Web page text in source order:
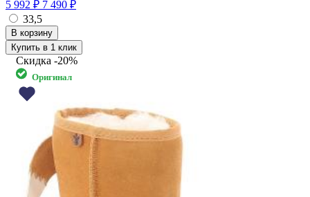
5 992 ₽ 7 490 ₽
33,5
Купить в 1 клик
Скидка -20%
Оригинал